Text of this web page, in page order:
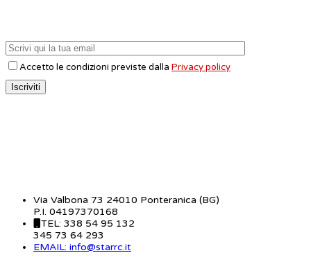
Accetto le condizioni previste dalla Privacy policy
Via Valbona 73 24010 Ponteranica (BG)
P.I. 04197370168
TEL: 338 54 95 132
345 73 64 293
EMAIL: info@starrc.it